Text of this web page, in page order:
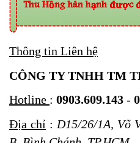
Thông tin Liên hệ
CÔNG TY TNHH TM
Hotline : 0903.609.143 -
Địa chỉ : D15/26/1A, Võ